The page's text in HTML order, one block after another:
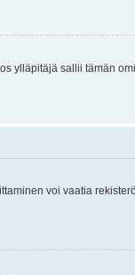
ylläpitäjä sallii tämän
voi vaatia